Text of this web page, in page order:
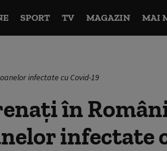
SPORT TV MAGAZIN MAI
infectate cu Covid-19
în
infectate